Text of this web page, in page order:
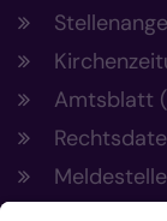
Amtsblatt